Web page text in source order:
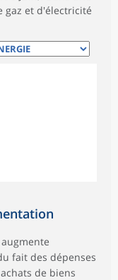
gaz et d'électricité
fait des dépenses
de biens